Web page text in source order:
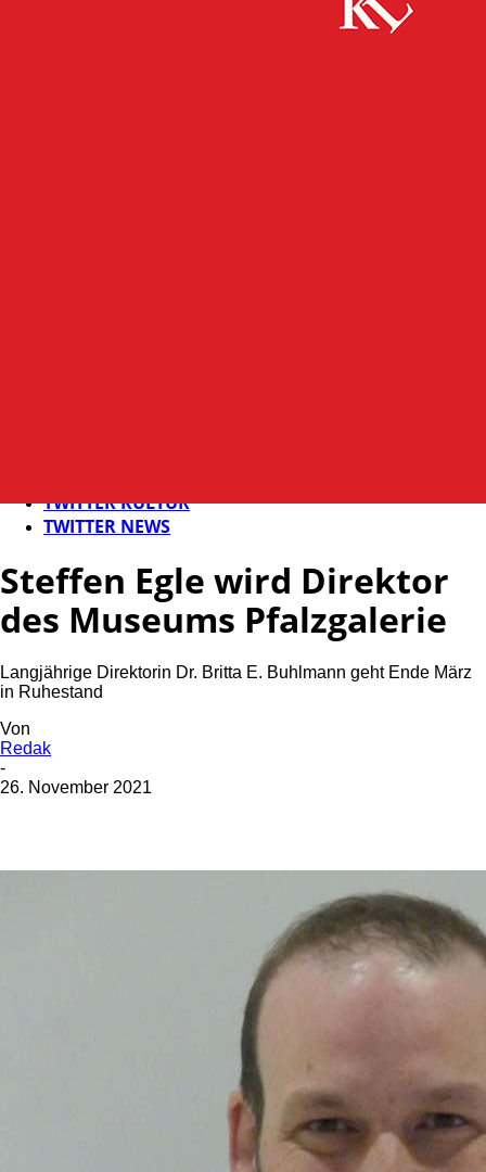
TWITTER KULTUR
TWITTER NEWS
Steffen Egle wird Direktor
des Museums Pfalzgalerie
Langjährige Direktorin Dr. Britta E. Buhlmann geht Ende März
in Ruhestand
Von
Redak
-
26. November 2021